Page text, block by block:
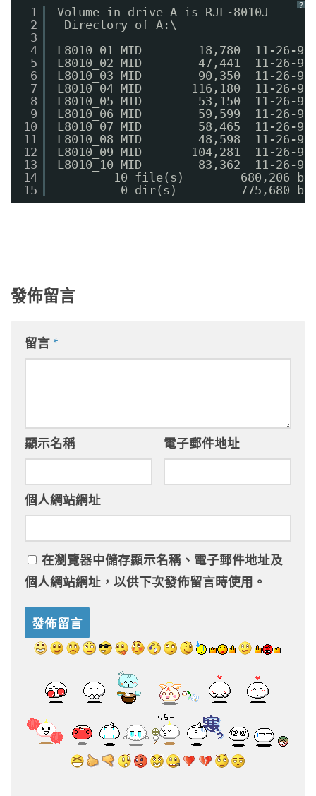
？
1
2
3
4
5
6
7
8
9
10
11
12
13
14
15
Volume in drive A is RJL-8010J
Directory of A:\
L8010_01 MID        18,780  11-26-98
L8010_02 MID        47,441  11-26-98
L8010_03 MID        90,350  11-26-
L8010_04 MID       116,180  11-26-98
L8010_05 MID        53,150  11-26-
L8010_06 MID        59,599  11-26-98
L8010_07 MID        58,465  11-26-98
L8010_08 MID        48,598  11-26-98
L8010_09 MID       104,281  11-26-
L8010_10 MID        83,362  11-26-98
10 file(s)        680,206
0 dir(s)         775,680
發佈留言
留言 *
顯示名稱 電子郵件地址
個人網站網址
在瀏覽器中儲存顯示名稱、電子郵件地址及
個人網站網址，以供下次發佈留言時使用。